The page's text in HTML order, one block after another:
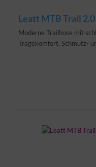
Leatt MTB Trail
Moderne Trailhose mit
Tragekomfort. Schmutz-